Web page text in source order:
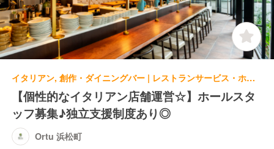
イタリアン, 創作・ダイニングバー | レストランサービス・ホールスタッフ
【個性的なイタリアン店舗運営☆】ホールスタ
ッフ募集♪独立支援制度あり◎
Ortu 浜松町